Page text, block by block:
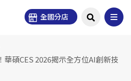
全國分店
碩CES 2026揭示全方位AI創新技